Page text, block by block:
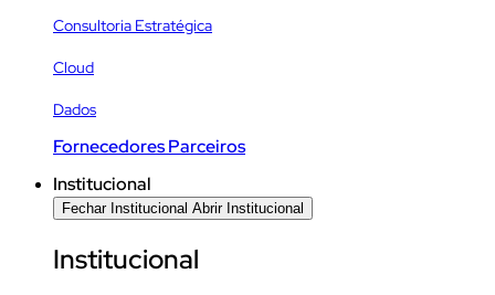
Consultoria Estratégica
Cloud
Dados
Fornecedores Parceiros
Institucional
Fechar Institucional Abrir Institucional
Institucional